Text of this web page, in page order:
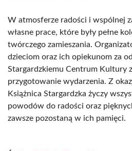
W atmosferze radości i wspólnej
własne prace, które były pełne
twórczego zamieszania.
dzieciom oraz ich opiekunom za
Stargardzkiemu Centrum Kultury
przygotowanie wydarzenia. Z
Książnica Stargardzka życzy
powodów do radości oraz
zawsze pozostaną w ich pamięci.